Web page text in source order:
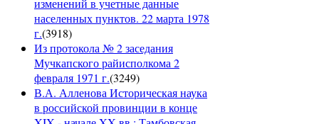
изменений в учетные данные
населенных пунктов. 22 марта 1978
г.(3918)
Из протокола № 2 заседания
Мучкапского райисполкома 2
февраля 1971 г.(3249)
В.А. Алленова Историческая наука
в российской провинции в конце